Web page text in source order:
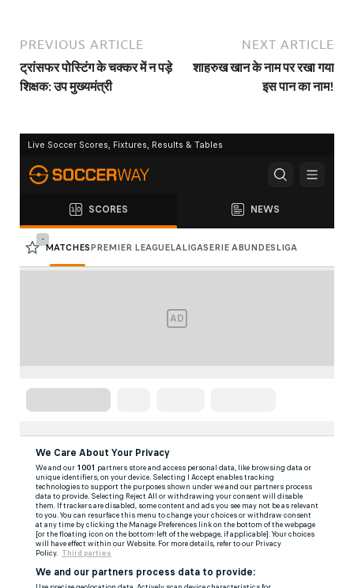
PREVIOUS ARTICLE
ट्रांसफर पोस्टिंग के चक्कर में न पड़े
शिक्षक: उप मुख्यमंत्री
NEXT ARTICLE
शाहरुख खान के नाम पर रखा गया
इस पान का नाम!